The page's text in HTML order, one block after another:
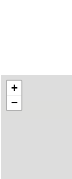
+
−